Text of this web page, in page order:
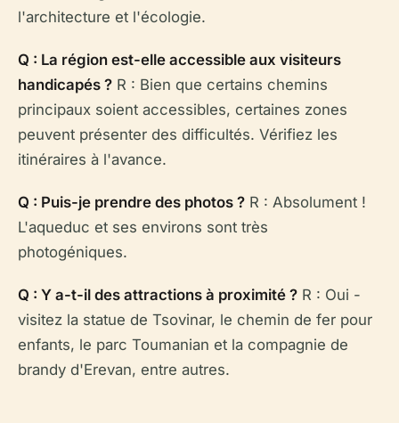
l'architecture et l'écologie.
Q : La région est-elle accessible aux visiteurs
handicapés ? R : Bien que certains chemins
principaux soient accessibles, certaines zones
peuvent présenter des difficultés. Vérifiez les
itinéraires à l'avance.
Q : Puis-je prendre des photos ? R : Absolument !
L'aqueduc et ses environs sont très
photogéniques.
Q : Y a-t-il des attractions à proximité ? R : Oui -
visitez la statue de Tsovinar, le chemin de fer pour
enfants, le parc Toumanian et la compagnie de
brandy d'Erevan, entre autres.